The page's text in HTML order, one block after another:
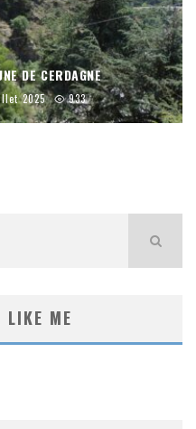
DE CERDAGNE
2025 933
LIKE ME